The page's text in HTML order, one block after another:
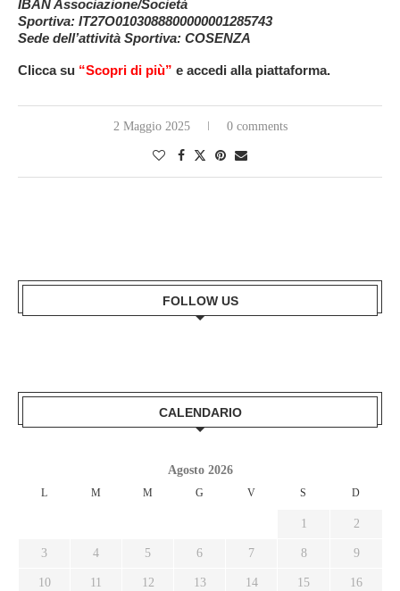
IBAN Associazione/Società
Sportiva: IT27O0103088800000001285743
Sede dell’attività Sportiva: COSENZA
Clicca su “Scopri di più” e accedi alla piattaforma.
2 Maggio 2025 0 comments
FOLLOW US
CALENDARIO
Agosto 2026
L M M G V S D
1 2
3 4 5 6 7 8 9
10 11 12 13 14 15 16